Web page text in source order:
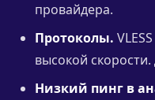
провайдера.
Протоколы.
высокой
Низкий пинг в